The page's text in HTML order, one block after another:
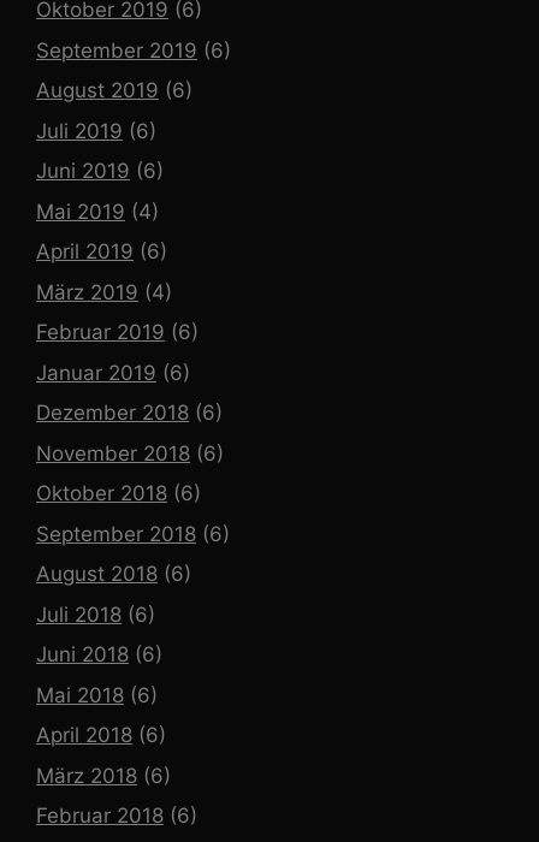
Oktober 2019 (6)
September 2019 (6)
August 2019 (6)
Juli 2019 (6)
Juni 2019 (6)
Mai 2019 (4)
April 2019 (6)
März 2019 (4)
Februar 2019 (6)
Januar 2019 (6)
Dezember 2018 (6)
November 2018 (6)
Oktober 2018 (6)
September 2018 (6)
August 2018 (6)
Juli 2018 (6)
Juni 2018 (6)
Mai 2018 (6)
April 2018 (6)
März 2018 (6)
Februar 2018 (6)